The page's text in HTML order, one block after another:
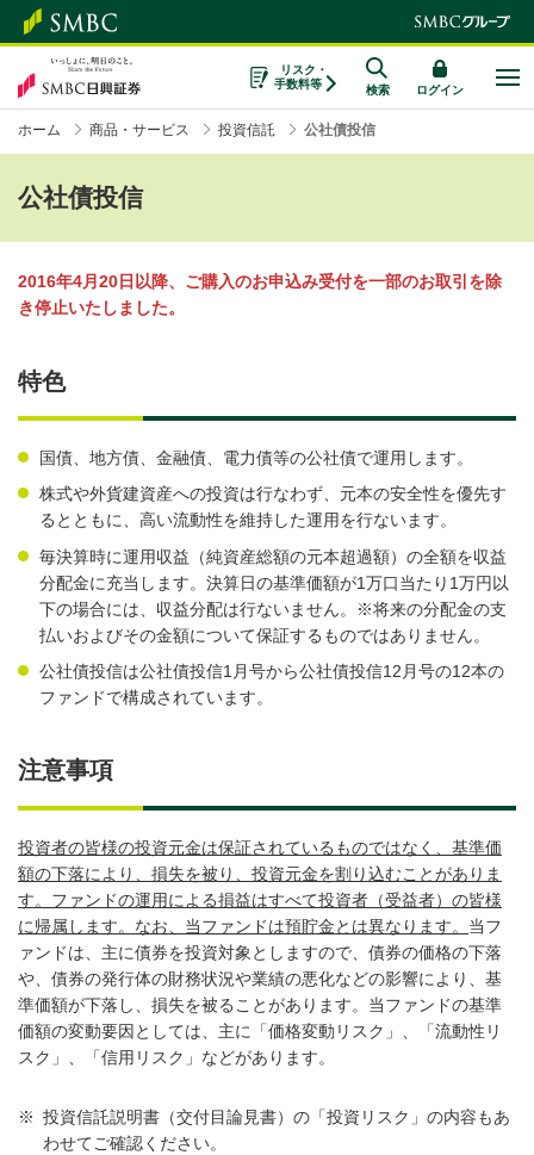
リスク・
手数料等
検索 ログイン
ホーム 商品・サービス 投資信託 公社債投信
公社債投信
2016年4月20日以降、ご購入のお申込み受付を一部のお取引を除
き停止いたしました。
特色
国債、地方債、金融債、電力債等の公社債で運用します。
株式や外貨建資産への投資は行なわず、元本の安全性を優先す
るとともに、高い流動性を維持した運用を行ないます。
毎決算時に運用収益（純資産総額の元本超過額）の全額を収益
分配金に充当します。決算日の基準価額が1万口当たり1万円以
下の場合には、収益分配は行ないません。※将来の分配金の支
払いおよびその金額について保証するものではありません。
公社債投信は公社債投信1月号から公社債投信12月号の12本の
ファンドで構成されています。
注意事項
投資者の皆様の投資元金は保証されているものではなく、基準価
額の下落により、損失を被り、投資元金を割り込むことがありま
す。ファンドの運用による損益はすべて投資者（受益者）の皆様
に帰属します。なお、当ファンドは預貯金とは異なります。 当フ
ァンドは、主に債券を投資対象としますので、債券の価格の下落
や、債券の発行体の財務状況や業績の悪化などの影響により、基
準価額が下落し、損失を被ることがあります。当ファンドの基準
価額の変動要因としては、主に「価格変動リスク」、「流動性リ
スク」、「信用リスク」などがあります。
※ 投資信託説明書（交付目論見書）の「投資リスク」の内容もあ
わせてご確認ください。